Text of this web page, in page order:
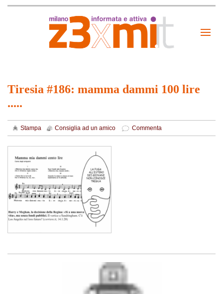
Tiresia #186: mamma dammi 100 lire
.....
Stampa Consiglia ad un amico Commenta